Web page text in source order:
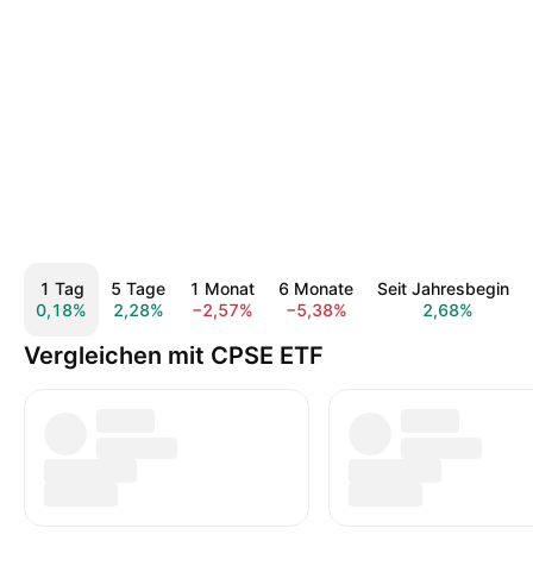
1 Tag
0,18%
5 Tage
2,28%
1 Monat
−2,57%
6 Monate
−5,38%
Seit Jahresbeginn
2,68%
Vergleichen mit CPSE ETF